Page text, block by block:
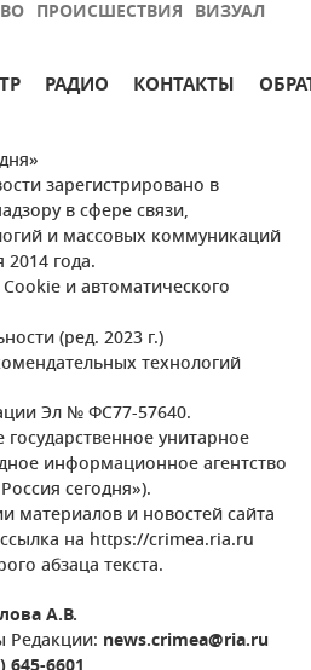
ПРОИСШЕСТВИЯ ВИЗУАЛ
РАДИО КОНТАКТЫ
зарегистрировано в
в сфере связи,
и массовых коммуникаций
года.
и автоматического
(ред. 2023 г.)
технологий
Эл № ФС77-57640.
унитарное
информационное агентство
сегодня»).
материалов и новостей сайта
на https://crimea.ria.ru
абзаца текста.
А.В.
Редакции: news.crimea@ria.ru